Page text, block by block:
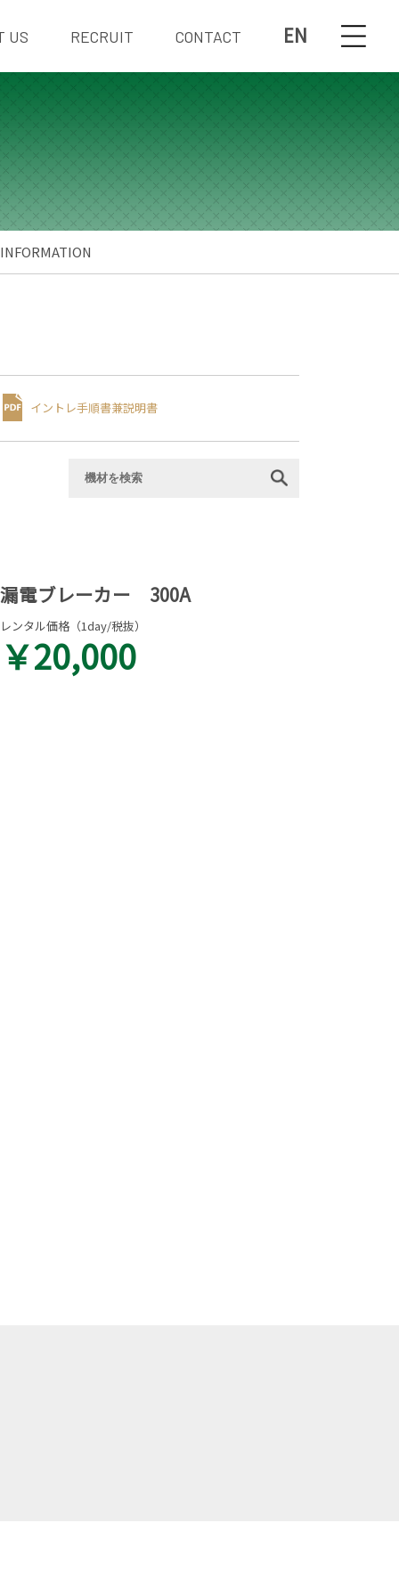
EN
US RECRUIT CONTACT
INFORMATION
イントレ⼿順書兼説明書
漏電ブレーカー 300A
レンタル価格（1day/税抜）
￥20,000